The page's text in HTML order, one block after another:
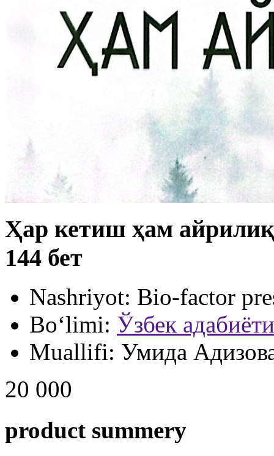
Ҳар кетиш ҳам
144 бет
Nashriyot: Bio-factor
Bo‘limi: Ўзбек адабиёти
Muallifi: Умида
20 000
product summery